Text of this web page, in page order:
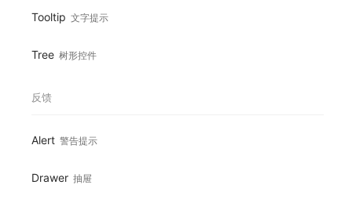
Tooltip 文字提示
Tree 树形控件
反馈
Alert 警告提示
Drawer 抽屉